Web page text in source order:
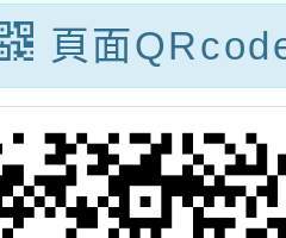
習、
：
導入
」
主檢
下簡
統）
第2次
頁面